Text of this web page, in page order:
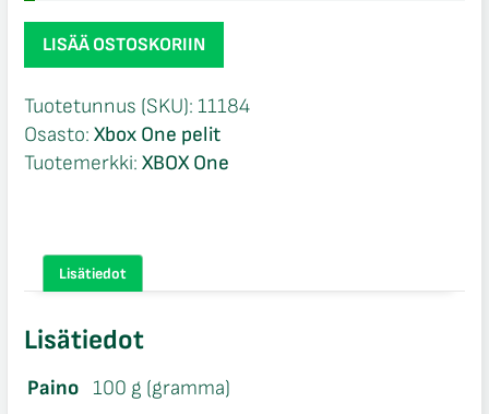
State
of
2
Xbox
One
LISÄÄ OSTOSKORIIN
Tuotetunnus (SKU): 11184
Osasto: Xbox One pelit
Tuotemerkki: XBOX One
Lisätiedot
Lisätiedot
Paino 100 g (gramma)